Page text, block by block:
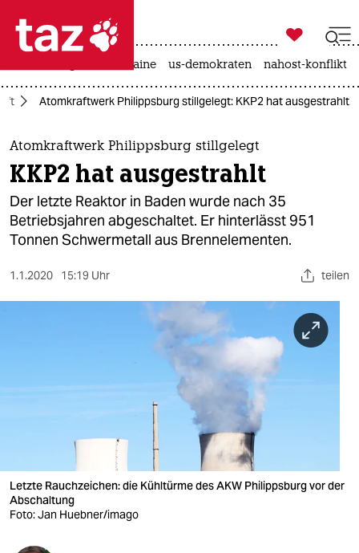
 taz zahl ich
taz zahl ich
themen
politik
öko
verlag
verlag

taz zahl ich
krieg in der ukraine us-demokraten nahost-konflikt
Atomkraftwerk Philippsburg stillgelegt: KKP2 hat ausgestrahlt
Atomkraftwerk Philippsburg stillgelegt
KKP2 hat ausgestrahlt
Der letzte Reaktor in Baden wurde nach 35
Betriebsjahren abgeschaltet. Er hinterlässt 951
Tonnen Schwermetall aus Brennelementen.
1.1.2020 15:19 Uhr teilen
Letzte Rauchzeichen: die Kühltürme des AKW Philippsburg vor der
Abschaltung
Foto: Jan Huebner/imago